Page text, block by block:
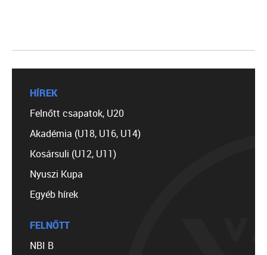
HÍREK
Felnőtt csapatok, U20
Akadémia (U18, U16, U14)
Kosársuli (U12, U11)
Nyuszi Kupa
Egyéb hírek
FELNŐTT
NBI B